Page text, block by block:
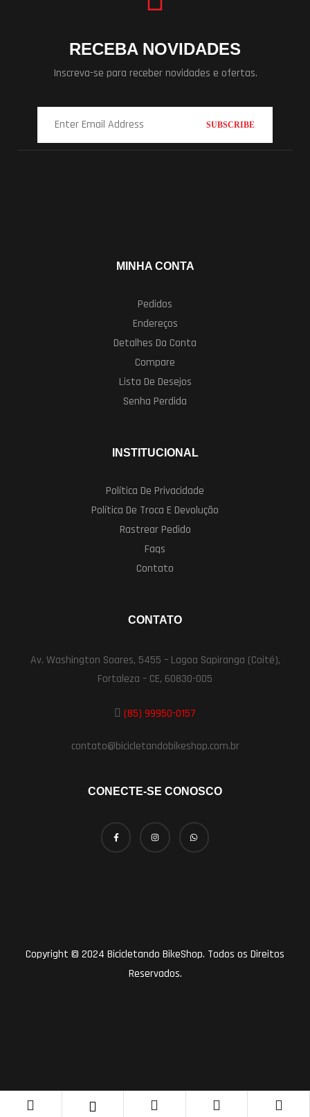
RECEBA NOVIDADES
Inscreva-se para receber novidades e ofertas.
MINHA CONTA
Pedidos
Endereços
Detalhes Da Conta
Compare
Lista De Desejos
Senha Perdida
INSTITUCIONAL
Política De Privacidade
Política De Troca E Devolução
Rastrear Pedido
Faqs
Contato
CONTATO
Av. Washington Soares, 5455 – Lagoa Sapiranga (Coité),
Fortaleza – CE, 60830-005
(85) 99950-0157
contato@bicicletandobikeshop.com.br
CONECTE-SE CONOSCO
Copyright © 2024 Bicicletando BikeShop. Todos os Direitos
Reservados.